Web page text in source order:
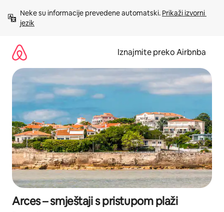
sadržaj
Neke su informacije prevedene automatski. Prikaži izvorni
jezik
Iznajmite preko Airbnba
Arces – smještaji s pristupom plaži